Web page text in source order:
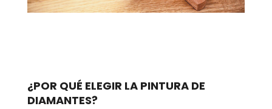
¿POR QUÉ ELEGIR LA PINTURA DE
DIAMANTES?